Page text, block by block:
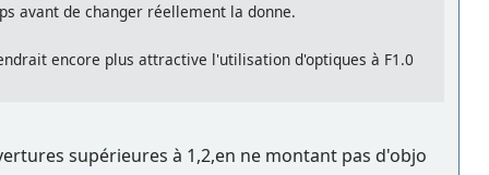
avant de changer réellement la donne.
encore plus attractive l'utilisation d'optiques à F1.0
supérieures à 1,2,en ne montant pas d'objo